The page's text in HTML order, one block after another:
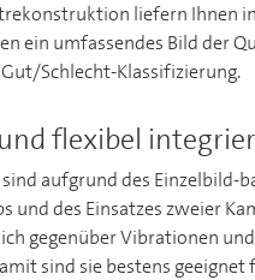
liefern Ihnen
ein umfassendes Bild der
Gut/Schlecht-Klassifizierung.
flexibel
aufgrund des Einzelbild-
und des Einsatzes zweier
gegenüber Vibrationen
sind sie bestens geeignet